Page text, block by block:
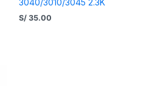
S/ 35.00